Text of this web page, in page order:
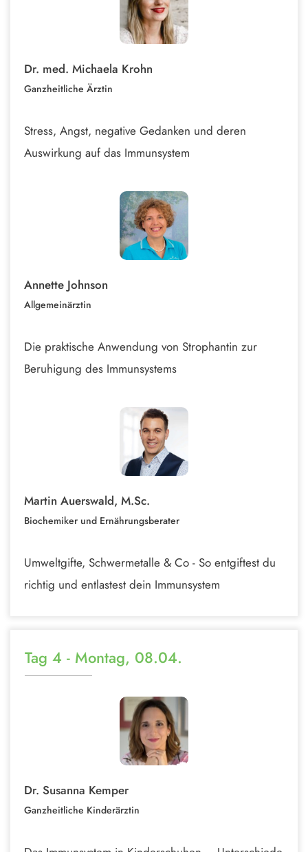
Dr. med. Michaela Krohn
Ganzheitliche Ärztin
Stress, Angst, negative Gedanken und deren
Auswirkung auf das Immunsystem
Annette Johnson
Allgemeinärztin
Die praktische Anwendung von Strophantin zur
Beruhigung des Immunsystems
Martin Auerswald, M.Sc.
Biochemiker und Ernährungsberater
Umweltgifte, Schwermetalle & Co - So entgiftest du
richtig und entlastest dein Immunsystem
Tag 4 - Montag, 08.04.
Dr. Susanna Kemper
Ganzheitliche Kinderärztin